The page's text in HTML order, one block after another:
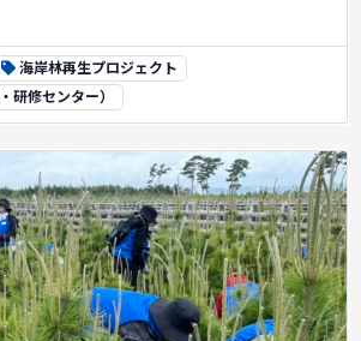
海岸林再生プロジェクト
研修センター）